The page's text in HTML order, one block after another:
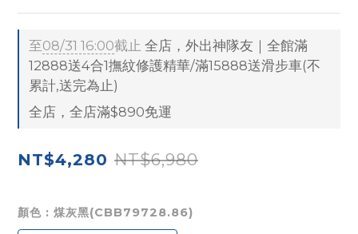
至08/31 16:00截止 全店，外出神隊友｜全館滿
12888送4合1撫紋修護精華/滿15888送滑步車(不
累計,送完為止)
全店，全店滿$890免運
NT$4,280 NT$6,980
顏色 : 煤灰黑(CBB79728.86)